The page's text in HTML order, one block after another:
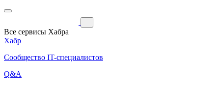
Все сервисы Хабра
Хабр
Сообщество IT-специалистов
Q&A